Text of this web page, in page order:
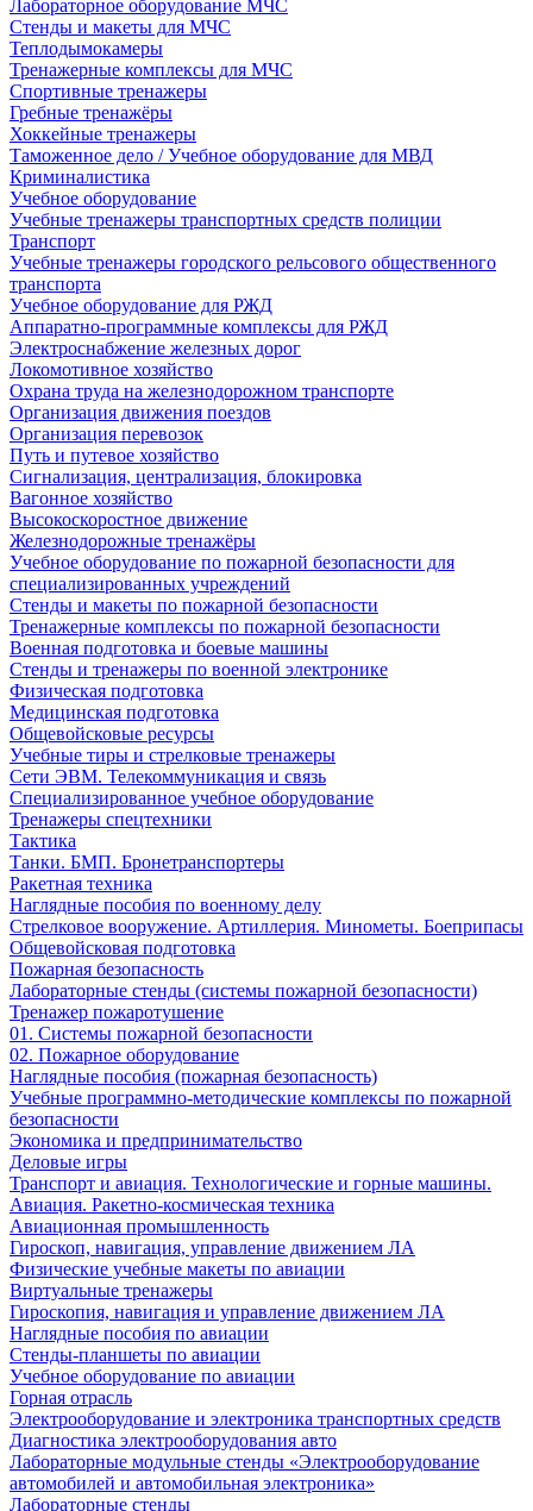
Лабораторное оборудование МЧС
Стенды и макеты для МЧС
Теплодымокамеры
Тренажерные комплексы для МЧС
Спортивные тренажеры
Гребные тренажёры
Хоккейные тренажеры
Таможенное дело / Учебное оборудование для МВД
Криминалистика
Учебное оборудование
Учебные тренажеры транспортных средств полиции
Транспорт
Учебные тренажеры городского рельсового общественного
транспорта
Учебное оборудование для РЖД
Аппаратно-программные комплексы для РЖД
Электроснабжение железных дорог
Локомотивное хозяйство
Охрана труда на железнодорожном транспорте
Организация движения поездов
Организация перевозок
Путь и путевое хозяйство
Сигнализация, централизация, блокировка
Вагонное хозяйство
Высокоскоростное движение
Железнодорожные тренажёры
Учебное оборудование по пожарной безопасности для
специализированных учреждений
Стенды и макеты по пожарной безопасности
Тренажерные комплексы по пожарной безопасности
Военная подготовка и боевые машины
Стенды и тренажеры по военной электронике
Физическая подготовка
Медицинская подготовка
Общевойсковые ресурсы
Учебные тиры и стрелковые тренажеры
Сети ЭВМ. Телекоммуникация и связь
Специализированное учебное оборудование
Тренажеры спецтехники
Тактика
Танки. БМП. Бронетранспортеры
Ракетная техника
Наглядные пособия по военному делу
Стрелковое вооружение. Артиллерия. Минометы. Боеприпасы
Общевойсковая подготовка
Пожарная безопасность
Лабораторные стенды (системы пожарной безопасности)
Тренажер пожаротушение
01. Системы пожарной безопасности
02. Пожарное оборудование
Наглядные пособия (пожарная безопасность)
Учебные программно-методические комплексы по пожарной
безопасности
Экономика и предпринимательство
Деловые игры
Транспорт и авиация. Технологические и горные машины.
Авиация. Ракетно-космическая техника
Авиационная промышленность
Гироскоп, навигация, управление движением ЛА
Физические учебные макеты по авиации
Виртуальные тренажеры
Гироскопия, навигация и управление движением ЛА
Наглядные пособия по авиации
Стенды-планшеты по авиации
Учебное оборудование по авиации
Горная отрасль
Электрооборудование и электроника транспортных средств
Диагностика электрооборудования авто
Лабораторные модульные стенды «Электрооборудование
автомобилей и автомобильная электроника»
Лабораторные стенды